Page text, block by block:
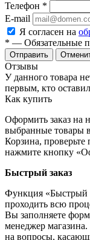
Телефон *
E-mail
Я согласен на
* — Обязательные
Отзывы
У данного товара
первым, кто
Как купить
Оформить заказ на
выбранные товары
Корзина, проверьте
нажмите кнопку
Быстрый заказ
Функция «Быстрый
проходить всю
Вы заполняете
менеджер магазина.
на вопросы,